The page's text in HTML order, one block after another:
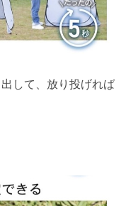
して、放り投げれば